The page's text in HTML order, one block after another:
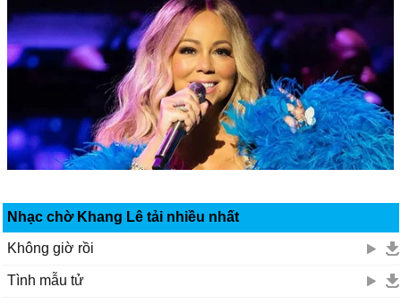
Nhạc chờ Khang Lê tải nhiều nhất
Không giờ rồi
Tình mẫu tử